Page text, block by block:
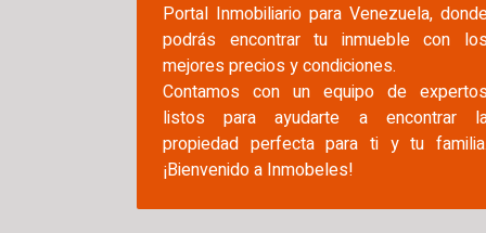
Portal Inmobiliario para Venezuela,
podrás encontrar tu inmueble con
mejores precios y condiciones.
Contamos con un equipo de
listos para ayudarte a encontrar
propiedad perfecta para ti y tu
¡Bienvenido a Inmobeles!